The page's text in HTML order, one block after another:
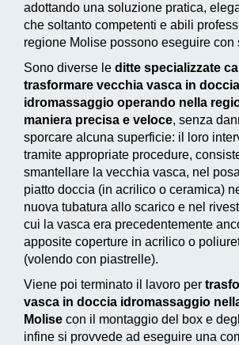
adottando una soluzione pratica,
che soltanto competenti e abili
regione Molise possono eseguire con
Sono diverse le ditte specializzate
trasformare vecchia vasca in doccia
idromassaggio operando nella
maniera precisa e veloce, senza
sporcare alcuna superficie: il loro
tramite appropriate procedure,
smantellare la vecchia vasca, nel
piatto doccia (in acrilico o ceramica)
nuova tubatura allo scarico e nel
cui la vasca era precedentemente
apposite coperture in acrilico o
(volendo con piastrelle).
Viene poi terminato il lavoro per
vasca in doccia idromassaggio
Molise con il montaggio del box e
infine si provvede ad eseguire una